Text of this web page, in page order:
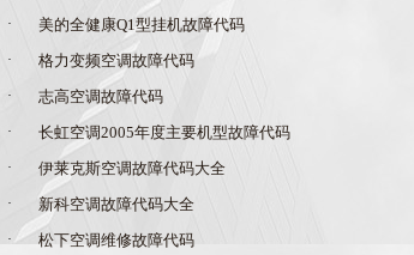
· 美的全健康Q1型挂机故障代码
· 格力变频空调故障代码
· 志高空调故障代码
· 长虹空调2005年度主要机型故障代码
· 伊莱克斯空调故障代码大全
· 新科空调故障代码大全
· 松下空调维修故障代码